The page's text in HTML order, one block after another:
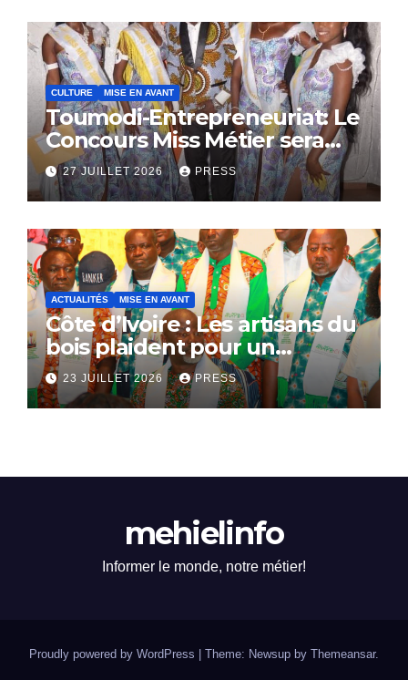
CULTURE MISE EN AVANT
Toumodi-Entrepreneuriat: Le
Concours Miss Métier sera
bientôt lance.
27 JUILLET 2026 PRESS
ACTUALITÉS MISE EN AVANT
Côte d’Ivoire : Les artisans du
bois plaident pour un
dialogue national
23 JUILLET 2026 PRESS
mehielinfo
Informer le monde, notre métier!
Proudly powered by WordPress Theme: Newsup by Themeansar.